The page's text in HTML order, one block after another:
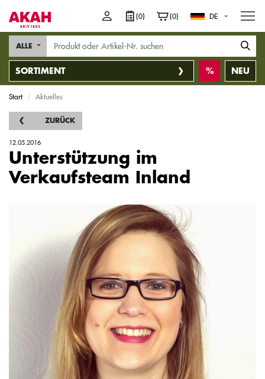
(0) (0) DE
SORTIMENT
ALLE
NEU
Start Aktuelles
ZURÜCK
12.05.2016
Unterstützung im
Verkaufsteam Inland